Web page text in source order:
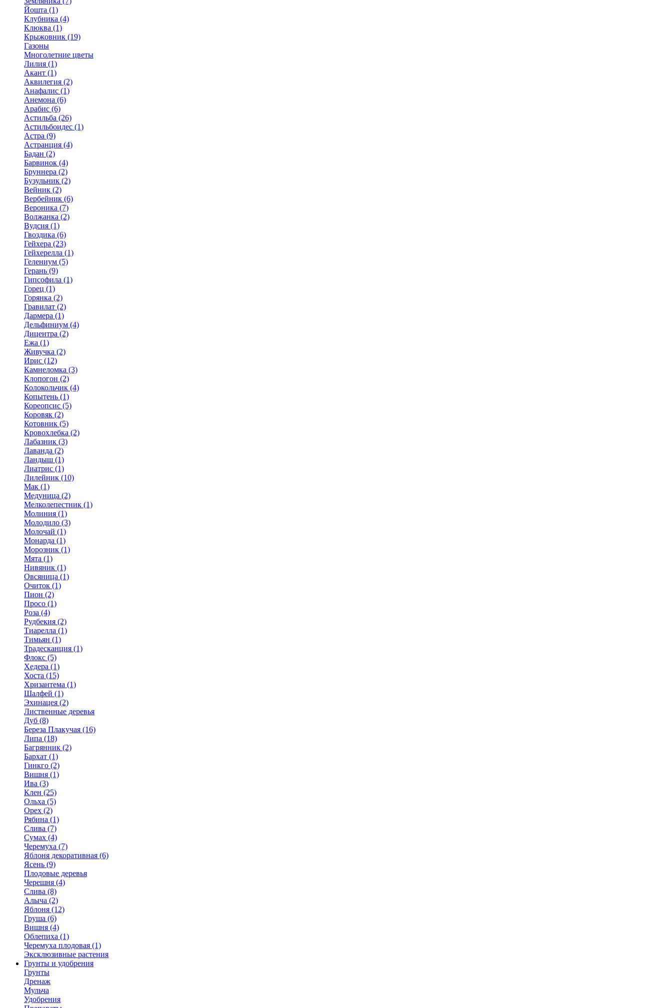
Йошта (1)
Клубника (4)
Клюква (1)
Крыжовник (19)
Газоны
Многолетние цветы
Лилия (1)
Акант (1)
Аквилегия (2)
Анафалис (1)
Анемона (6)
Арабис (6)
Астильба (26)
Астильбоидес (1)
Астра (9)
Астранция (4)
Бадан (2)
Барвинок (4)
Бруннера (2)
Бузульник (2)
Вейник (2)
Вербейник (6)
Вероника (7)
Волжанка (2)
Вудсия (1)
Гвоздика (6)
Гейхера (23)
Гейхерелла (1)
Гелениум (5)
Герань (9)
Гипсофила (1)
Горец (1)
Горянка (2)
Гравилат (2)
Дармера (1)
Дельфиниум (4)
Дицентра (2)
Ежа (1)
Живучка (2)
Ирис (12)
Камнеломка (3)
Клопогон (2)
Колокольчик (4)
Копытень (1)
Кореопсис (5)
Коровяк (2)
Котовник (5)
Кровохлебка (2)
Лабазник (3)
Лаванда (2)
Ландыш (1)
Лиатрис (1)
Лилейник (10)
Мак (1)
Медуница (2)
Мелколепестник (1)
Молиния (1)
Молодило (3)
Молочай (1)
Монарда (1)
Морозник (1)
Мята (1)
Нивяник (1)
Овсяница (1)
Очиток (1)
Пион (2)
Просо (1)
Роза (4)
Рудбекия (2)
Тиарелла (1)
Тимьян (1)
Традесканция (1)
Флокс (5)
Хедера (1)
Хоста (15)
Хризантема (1)
Шалфей (1)
Эхинацея (2)
Лиственные деревья
Дуб (8)
Береза Плакучая (16)
Липа (18)
Багрянник (2)
Бархат (1)
Гинкго (2)
Вишня (1)
Ива (3)
Клен (25)
Ольха (5)
Орех (2)
Рябина (1)
Слива (7)
Сумах (4)
Черемуха (7)
Яблоня декоративная (6)
Ясень (9)
Плодовые деревья
Черешня (4)
Слива (8)
Алыча (2)
Яблоня (12)
Груша (6)
Вишня (4)
Облепиха (1)
Черемуха плодовая (1)
Эксклюзивные растения
Грунты и удобрения
Грунты
Дренаж
Мульча
Удобрения